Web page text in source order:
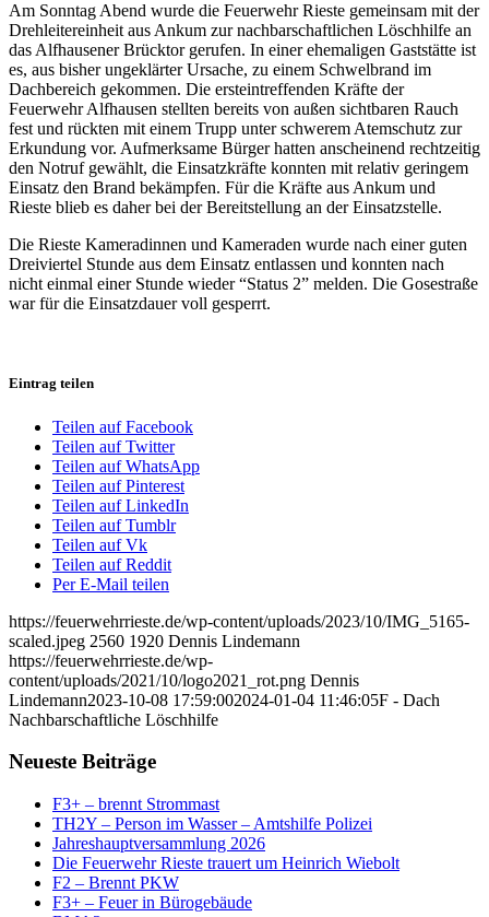
Am Sonntag Abend wurde die Feuerwehr Rieste gemeinsam mit der
Drehleitereinheit aus Ankum zur nachbarschaftlichen Löschhilfe an
das Alfhausener Brücktor gerufen. In einer ehemaligen Gaststätte ist
es, aus bisher ungeklärter Ursache, zu einem Schwelbrand im
Dachbereich gekommen. Die ersteintreffenden Kräfte der
Feuerwehr Alfhausen stellten bereits von außen sichtbaren Rauch
fest und rückten mit einem Trupp unter schwerem Atemschutz zur
Erkundung vor. Aufmerksame Bürger hatten anscheinend rechtzeitig
den Notruf gewählt, die Einsatzkräfte konnten mit relativ geringem
Einsatz den Brand bekämpfen. Für die Kräfte aus Ankum und
Rieste blieb es daher bei der Bereitstellung an der Einsatzstelle.
Die Rieste Kameradinnen und Kameraden wurde nach einer guten
Dreiviertel Stunde aus dem Einsatz entlassen und konnten nach
nicht einmal einer Stunde wieder “Status 2” melden. Die Gosestraße
war für die Einsatzdauer voll gesperrt.
Eintrag teilen
Teilen auf Facebook
Teilen auf Twitter
Teilen auf WhatsApp
Teilen auf Pinterest
Teilen auf LinkedIn
Teilen auf Tumblr
Teilen auf Vk
Teilen auf Reddit
Per E-Mail teilen
https://feuerwehrrieste.de/wp-content/uploads/2023/10/IMG_5165-
scaled.jpeg 2560 1920 Dennis Lindemann
https://feuerwehrrieste.de/wp-
content/uploads/2021/10/logo2021_rot.png Dennis
Lindemann2023-10-08 17:59:002024-01-04 11:46:05F - Dach
Nachbarschaftliche Löschhilfe
Neueste Beiträge
F3+ – brennt Strommast
TH2Y – Person im Wasser – Amtshilfe Polizei
Jahreshauptversammlung 2026
Die Feuerwehr Rieste trauert um Heinrich Wiebolt
F2 – Brennt PKW
F3+ – Feuer in Bürogebäude